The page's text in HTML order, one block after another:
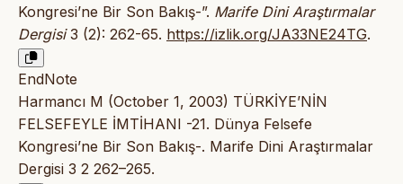
Kongresi’ne Bir Son Bakış-”. Marife Dini Araştırmalar
Dergisi3 (2): 262-65. https://izlik.org/JA33NE24TG.
EndNote
Harmancı M (October 1, 2003) TÜRKİYE’NİN
FELSEFEYLE İMTİHANI -21. Dünya Felsefe
Kongresi’ne Bir Son Bakış-. Marife Dini Araştırmalar
Dergisi 3 2 262–265.